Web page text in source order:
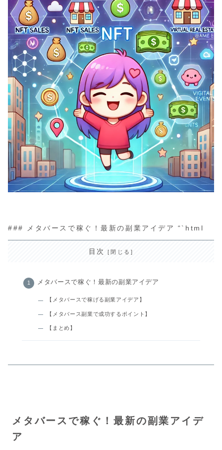
### メタバースで稼ぐ！最新の副業アイデア “`html
目次
メタバースで稼ぐ！最新の副業アイデア
【メタバースで稼げる副業アイデア】
【メタバース副業で成功するポイント】
【まとめ】
メタバースで稼ぐ！最新の副業アイデ
ア